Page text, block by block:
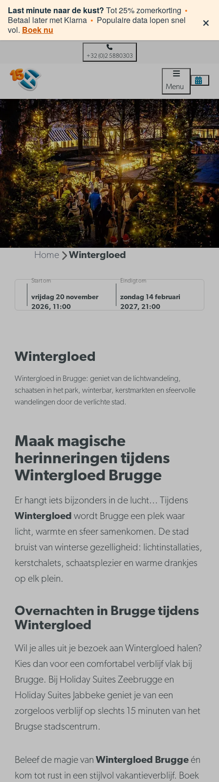
Last minute naar de kust? Tot 25% zomerkorting •
Betaal later met Klarna • Populaire data lopen snel
vol. Boek nu ×
+32 (0)2 5880303
Menu
Home Wintergloed
Start om
vrijdag 20 november
2026, 11:00
Eindigt om
zondag 14 februari
2027, 21:00
Wintergloed
Wintergloed in Brugge: geniet van de lichtwandeling,
schaatsen in het park, winterbar, kerstmarkten en sfeervolle
wandelingen door de verlichte stad.
Maak magische
herinneringen tijdens
Wintergloed Brugge
Er hangt iets bijzonders in de lucht... Tijdens
Wintergloed wordt Brugge een plek waar
licht, warmte en sfeer samenkomen. De stad
bruist van winterse gezelligheid: lichtinstallaties,
kerstchalets, schaatsplezier en warme drankjes
op elk plein.
Overnachten in Brugge tijdens
Wintergloed
Wil je alles uit je bezoek aan Wintergloed halen?
Kies dan voor een comfortabel verblijf vlak bij
Brugge. Bij Holiday Suites Zeebrugge en
Holiday Suites Jabbeke geniet je van een
zorgeloos verblijf op slechts 15 minuten van het
Brugse stadscentrum.
Beleef de magie vanWintergloed Brugge én
kom tot rust in een stijlvol vakantieverblijf. Boek